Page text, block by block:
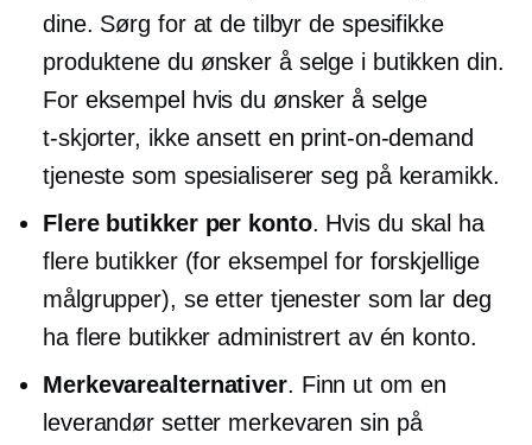
dine. Sørg for at de tilbyr de spesifikke
produktene du ønsker å selge i butikken din.
For eksempel hvis du ønsker å selge
t-skjorter, ikke ansett en print-on-demand
tjeneste som spesialiserer seg på keramikk.
Flere butikker per konto. Hvis du skal ha
flere butikker (for eksempel for forskjellige
målgrupper), se etter tjenester som lar deg
ha flere butikker administrert av én konto.
Merkevarealternativer. Finn ut om en
leverandør setter merkevaren sin på